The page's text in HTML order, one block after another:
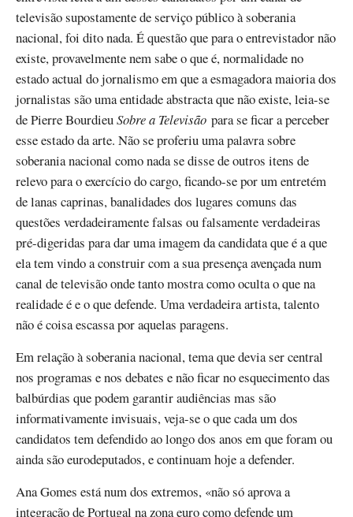
televisão supostamente de serviço público à soberania
nacional, foi dito nada. É questão que para o entrevistador não
existe, provavelmente nem sabe o que é, normalidade no
estado actual do jornalismo em que a esmagadora maioria dos
jornalistas são uma entidade abstracta que não existe, leia-se
de Pierre BourdieuSobre a Televisão para se ficar a perceber
esse estado da arte. Não se proferiu uma palavra sobre
soberania nacional como nada se disse de outros itens de
relevo para o exercício do cargo, ficando-se por um entretém
de lanas caprinas, banalidades dos lugares comuns das
questões verdadeiramente falsas ou falsamente verdadeiras
pré-digeridas para dar uma imagem da candidata que é a que
ela tem vindo a construir com a sua presença avençada num
canal de televisão onde tanto mostra como oculta o que na
realidade é e o que defende. Uma verdadeira artista, talento
não é coisa escassa por aquelas paragens.
Em relação à soberania nacional, tema que devia ser central
nos programas e nos debates e não ficar no esquecimento das
balbúrdias que podem garantir audiências mas são
informativamente invisuais, veja-se o que cada um dos
candidatos tem defendido ao longo dos anos em que foram ou
ainda são eurodeputados, e continuam hoje a defender.
Ana Gomes está num dos extremos, «não só aprova a
integração de Portugal na zona euro como defende um